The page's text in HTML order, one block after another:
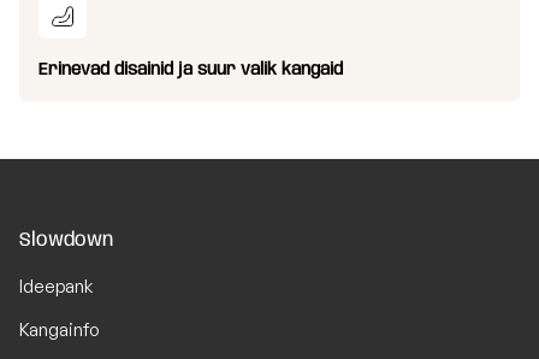
Erinevad disainid ja suur valik kangaid
Slowdown
Ideepank
Kangainfo